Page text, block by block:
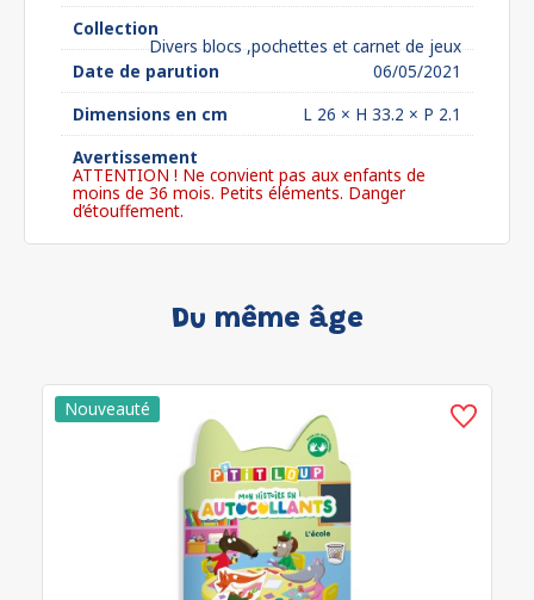
Collection
Divers blocs ,pochettes et carnet de jeux
Date de parution
06/05/2021
Dimensions en cm
L 26 × H 33.2 × P 2.1
Avertissement
ATTENTION ! Ne convient pas aux enfants de
moins de 36 mois. Petits éléments. Danger
d’étouffement.
Du même âge